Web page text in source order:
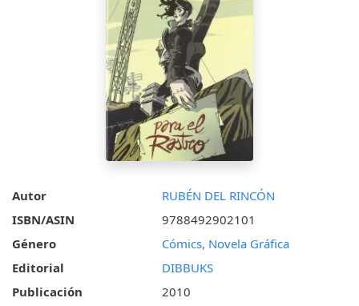
Autor
RUBÉN DEL RINCÓN
ISBN/ASIN
9788492902101
Género
Cómics, Novela Gráfica
Editorial
DIBBUKS
Publicación
2010